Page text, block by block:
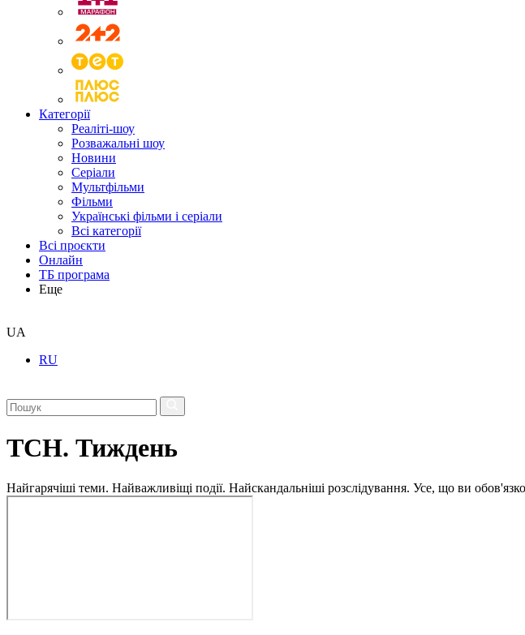
Категорії
Реаліті-шоу
Розважальні шоу
Новини
Серіали
Мультфільми
Фільми
Українські фільми і серіали
Всі категорії
Всі проєкти
Онлайн
ТБ програма
Еще
UA
RU
ТСН. Тиждень
Найгарячіші теми. Найважливіщі події. Найскандальніші розслідування. Усе, що ви